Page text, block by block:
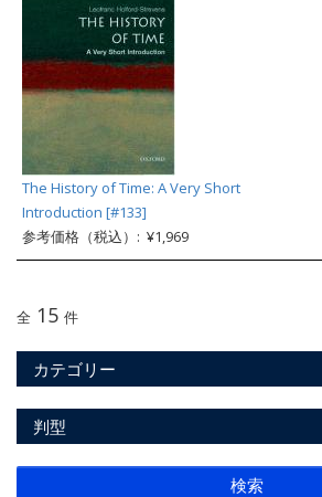
The History of Time: A Very Short
Introduction [#133]
参考価格（税込）: ¥1,969
全 15 件
カテゴリー
判型
検索